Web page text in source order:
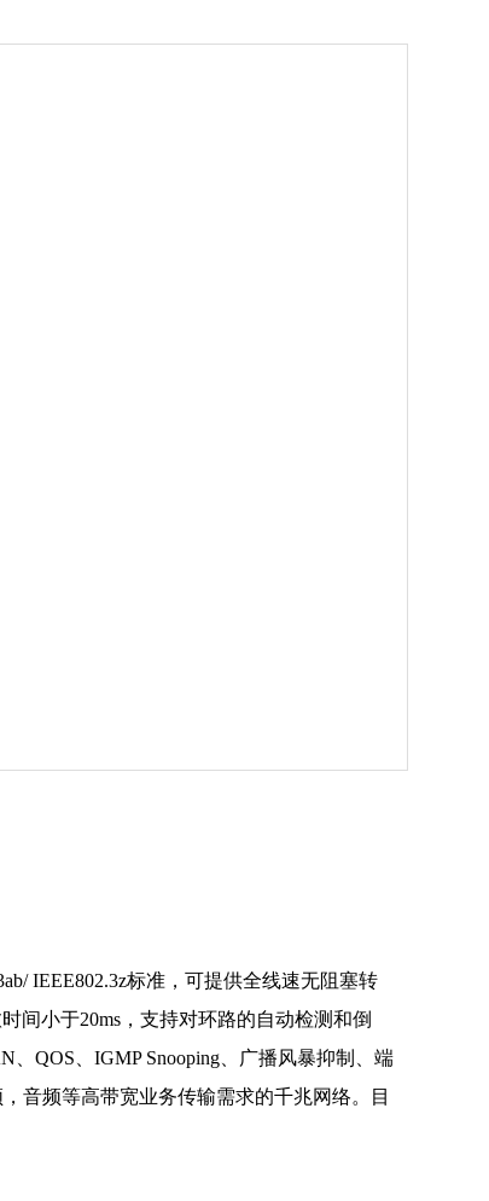
IEEE802.3z标准，可提供全线速无阻塞转
间小于20ms，支持对环路的自动检测和倒
QOS、IGMP Snooping、广播风暴抑制、端
音频等高带宽业务传输需求的千兆网络。目